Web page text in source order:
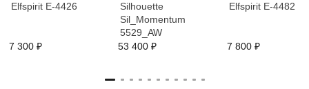
Elfspirit E-4426
7 300 ₽
Silhouette
Sil_Momentum
5529_AW
53 400 ₽
Elfspirit E-4482
7 800 ₽